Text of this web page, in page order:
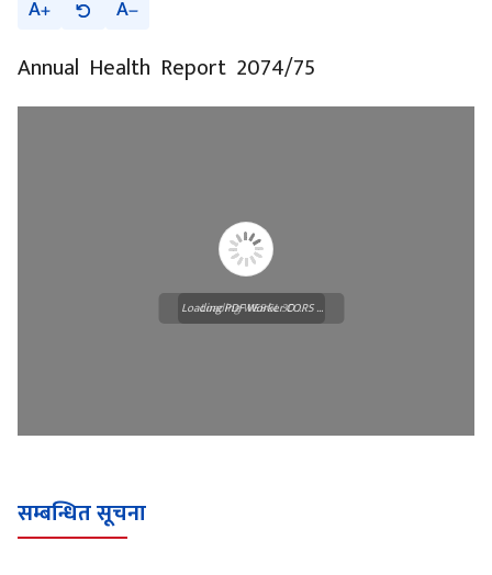
A A
Annual Health Report 2074/75
Loading WEBGL 3D ...
Loading PDF Worker CORS ...
सम्बन्धित सूचना